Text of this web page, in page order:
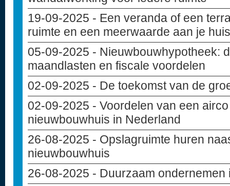
19-09-2025 - Een veranda of een
ruimte en een meerwaarde aan je huis
05-09-2025 - Nieuwbouwhypotheek:
maandlasten en fiscale voordelen
02-09-2025 - De toekomst van de
02-09-2025 - Voordelen van een
nieuwbouwhuis in Nederland
26-08-2025 - Opslagruimte huren
nieuwbouwhuis
26-08-2025 - Duurzaam